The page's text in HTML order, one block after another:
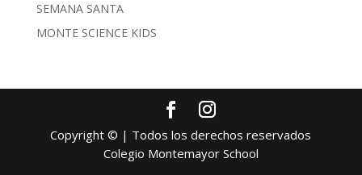
SEMANA SANTA
MONTE SCIENCE KIDS
Copyright © | Todos los derechos reservados
Colegio Montemayor School